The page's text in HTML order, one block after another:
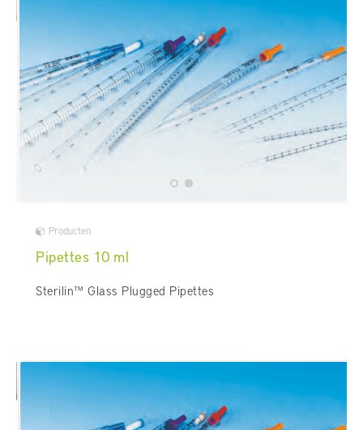
Producten
Pipettes 10 ml
Sterilin™ Glass Plugged Pipettes